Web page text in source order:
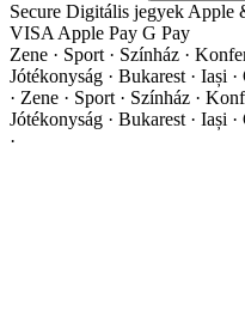
Secure Digitális jegyek Apple
VISA Apple Pay G Pay
Zene · Sport · Színház ·
Jótékonyság · Bukarest · Iași
· Zene · Sport · Színház ·
Jótékonyság · Bukarest · Iași
·